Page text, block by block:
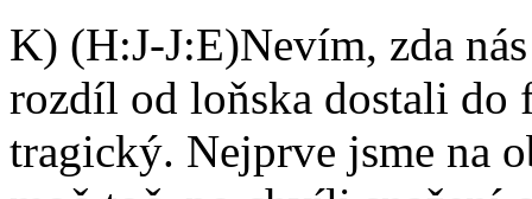
K) (H:J-J:E)Nevím, zda
rozdíl od loňska dostali do
tragický. Nejprve jsme na